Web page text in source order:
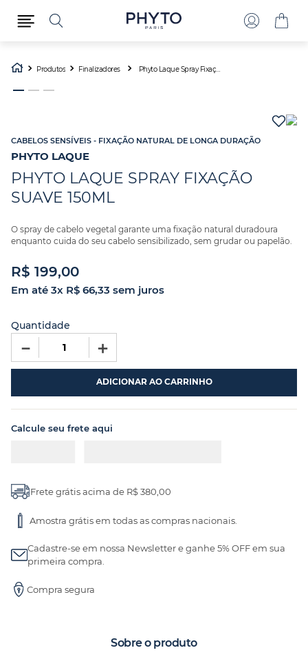
Produtos Finalizadores
CABELOS SENSÍVEIS - FIXAÇÃO NATURAL DE LONGA DURAÇÃO
PHYTO LAQUE
PHYTO LAQUE SPRAY FIXAÇÃO
SUAVE 150ML
O spray de cabelo vegetal garante uma fixação natural duradoura
enquanto cuida do seu cabelo sensibilizado, sem grudar ou papelão.
R$ 199,00
Em até 3x R$ 66,33 sem juros
Quantidade
＋
－
ADICIONAR AO CARRINHO
Calcule seu frete aqui
Frete grátis acima de R$ 380,00
Amostra grátis em todas as compras nacionais.
Cadastre-se em nossa Newsletter e ganhe 5% OFF em sua
primeira compra.
Compra segura
Sobre o produto